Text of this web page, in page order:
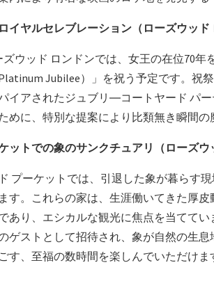
イヤルセレブレーション（ローズウッド
ズウッド ロンドンでは、女王の在位70
Jubilee）」を祝う予定です。祝
イアされたジュブリ―コートヤード パ
めに、特別な提案により比類無き瞬間の
ットでの象のサンクチュアリ（ローズウ
プーケットでは、引退した象が暮らす
す。これらの家は、生涯働いてきた厚
あり、エシカルな観光に焦点を当てて
ゲストとして招待され、象が自然の生
す、至福の数時間を楽しんでいただけま